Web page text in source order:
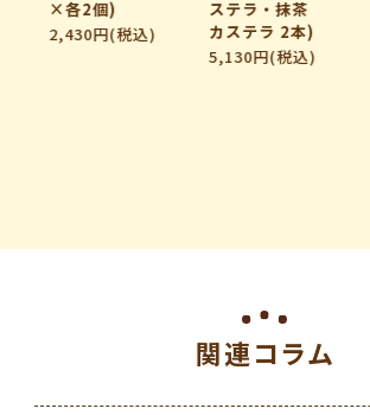
×各2個)
2,430円(税込)
ステラ・抹茶
カステラ 2本)
5,130円(税込)
関連コラム